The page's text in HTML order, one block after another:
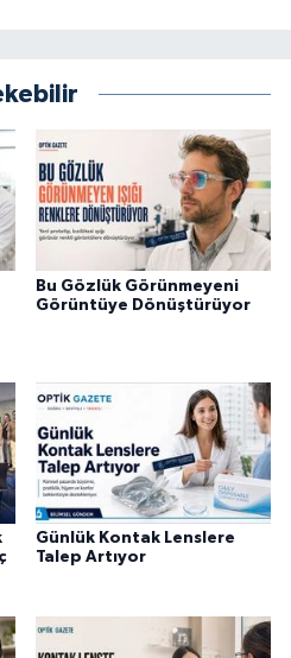
Bu Gözlük Görünmeyeni
Görüntüye Dönüştürüyor
Günlük Kontak Lenslere
Talep Artıyor